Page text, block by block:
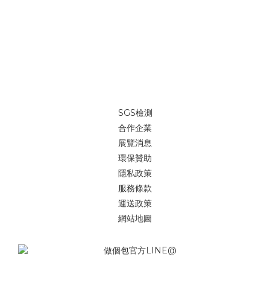
SGS檢測
合作企業
展覽消息
環保贊助
隱私政策
服務條款
運送政策
網站地圖